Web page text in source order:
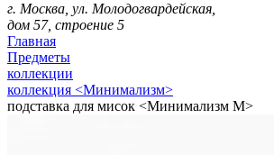
г. Москва, ул. Молодогвардейская,
дом 57, строение 5
Главная
Предметы
коллекции
коллекция <Минимализм>
подставка для мисок <Минимализм M>